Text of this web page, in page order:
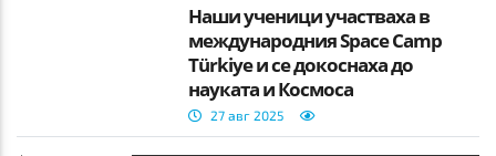
Наши ученици участваха в
международния Space Camp
Türkiye и се докоснаха до
науката и Космоса
27 авг 2025